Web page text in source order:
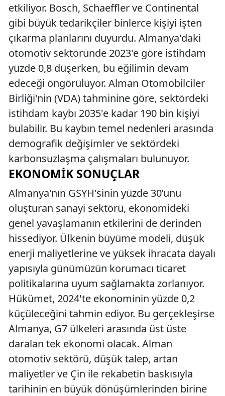
etkiliyor. Bosch, Schaeffler ve Continental
gibi büyük tedarikçiler binlerce kişiyi işten
çıkarma planlarını duyurdu. Almanya'daki
otomotiv sektöründe 2023'e göre istihdam
yüzde 0,8 düşerken, bu eğilimin devam
edeceği öngörülüyor. Alman Otomobilciler
Birliği'nin (VDA) tahminine göre, sektördeki
istihdam kaybı 2035'e kadar 190 bin kişiyi
bulabilir. Bu kaybın temel nedenleri arasında
demografik değişimler ve sektördeki
karbonsuzlaşma çalışmaları bulunuyor.
EKONOMIK SONUÇLAR
Almanya'nın GSYH'sinin yüzde 30’unu
oluşturan sanayi sektörü, ekonomideki
genel yavaşlamanın etkilerini de derinden
hissediyor. Ülkenin büyüme modeli, düşük
enerji maliyetlerine ve yüksek ihracata dayalı
yapısıyla günümüzün korumacı ticaret
politikalarına uyum sağlamakta zorlanıyor.
Hükümet, 2024'te ekonominin yüzde 0,2
küçüleceğini tahmin ediyor. Bu gerçekleşirse
Almanya, G7 ülkeleri arasında üst üste
daralan tek ekonomi olacak. Alman
otomotiv sektörü, düşük talep, artan
maliyetler ve Çin ile rekabetin baskısıyla
tarihinin en büyük dönüşümlerinden birine